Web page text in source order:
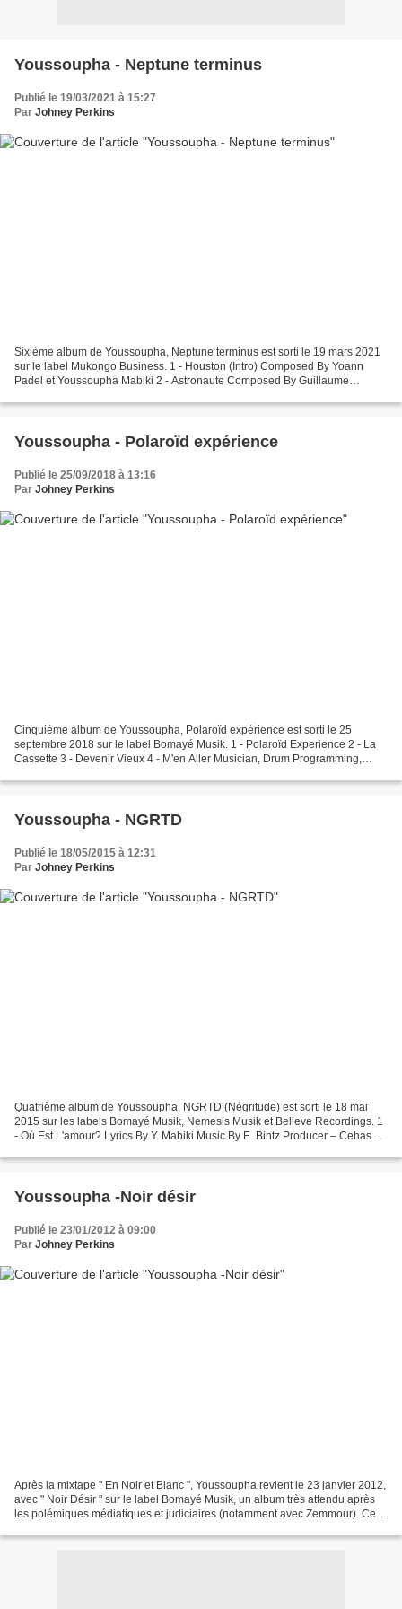
Youssoupha - Neptune terminus
Publié le 19/03/2021 à 15:27
Par Johney Perkins
Sixième album de Youssoupha, Neptune terminus est sorti le 19 mars 2021
sur le label Mukongo Business. 1 - Houston (Intro) Composed By Yoann
Padel et Youssoupha Mabiki 2 - Astronaute Composed By Guillaume
Youssoupha - Polaroïd expérience
Publié le 25/09/2018 à 13:16
Par Johney Perkins
Cinquième album de Youssoupha, Polaroïd expérience est sorti le 25
septembre 2018 sur le label Bomayé Musik. 1 - Polaroïd Experience 2 - La
Cassette 3 - Devenir Vieux 4 - M'en Aller Musician, Drum Programming,
Youssoupha - NGRTD
Publié le 18/05/2015 à 12:31
Par Johney Perkins
Quatrième album de Youssoupha, NGRTD (Négritude) est sorti le 18 mai
2015 sur les labels Bomayé Musik, Nemesis Musik et Believe Recordings. 1
- Où Est L'amour? Lyrics By Y. Mabiki Music By E. Bintz Producer – Cehashi
Youssoupha -Noir désir
Publié le 23/01/2012 à 09:00
Par Johney Perkins
Après la mixtape " En Noir et Blanc ", Youssoupha revient le 23 janvier 2012,
avec " Noir Désir " sur le label Bomayé Musik, un album très attendu après
les polémiques médiatiques et judiciaires (notamment avec Zemmour). Ce